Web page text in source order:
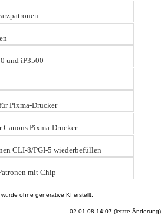
und iP3500
Pixma-Drucker
Canons Pixma-Drucker
CLI-8/PGI-5 wiederbefüllen
mit Chip
wurde ohne generative KI erstellt.
02.01.08 14:07 (letzte Änderung)